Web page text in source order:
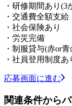
・研修期間あり(3
・交通費全額支給
・社会保険あり
・労災完備
・制服貸与(赤or
・社員登用制度あ
応募画面に進む
関連条件から